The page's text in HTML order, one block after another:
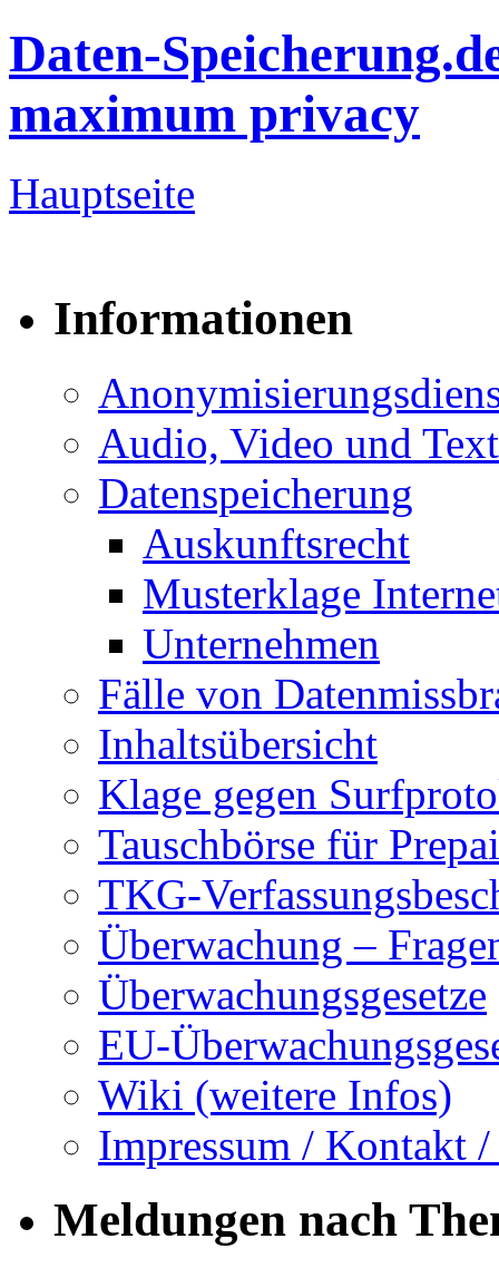
Daten-
maximum privacy
Hauptseite
Informationen
Audio, Video und Text
Datenspeicherung
Auskunftsrecht
Musterklage
Unternehmen
Fälle von
Inhaltsübersicht
Klage gegen
Tauschbörse für
TKG-
Überwachung –
Überwachungsgesetze
EU-
Wiki (weitere Infos)
Impressum / Kontakt
Meldungen nach